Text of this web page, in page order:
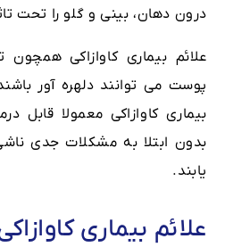
درون دهان، بینی و گلو را تحت
علائم بیماری کاوازاکی
پوست می توانند دلهره آور
بیماری کاوازاکی معمولا قابل
بدون ابتلا به مشکلات جدی
یابند.
علائم بیماری